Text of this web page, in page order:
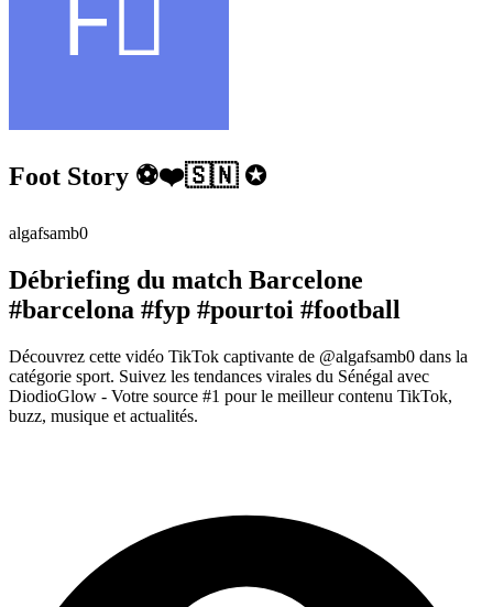
Foot Story ⚽️❤️🇸🇳 ✪
algafsamb0
Débriefing du match Barcelone
#barcelona #fyp #pourtoi #football
Découvrez cette vidéo TikTok captivante de @algafsamb0 dans la
catégorie sport. Suivez les tendances virales du Sénégal avec
DiodioGlow - Votre source #1 pour le meilleur contenu TikTok,
buzz, musique et actualités.